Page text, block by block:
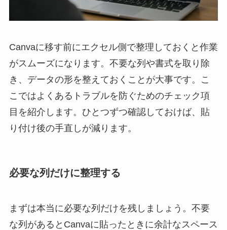
Canvaに移す前にエクセル側で整理しておくと作業
がスムーズになります。不要な列や書式を取り除
き、データの形を整えておくことが大事です。こ
こではよくあるトラブルを防ぐためのチェック項
目を紹介します。ひとつずつ確認しておけば、貼
り付け後の手直しが減ります。
必要な列だけに整理する
まずは本当に必要な列だけを残しましょう。不要
な列があるとCanvaに貼ったときに余計なスペース